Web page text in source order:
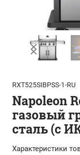
RXT525SIBPSS-1-RU
Napoleon
газовый
сталь (с
Характеристики